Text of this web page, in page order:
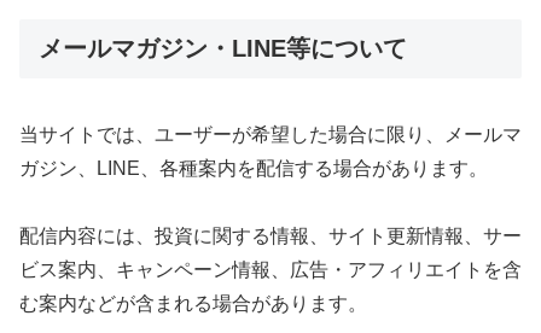
メールマガジン・LINE等について
当サイトでは、ユーザーが希望した場合に限り、メールマ
ガジン、LINE、各種案内を配信する場合があります。
配信内容には、投資に関する情報、サイト更新情報、サー
ビス案内、キャンペーン情報、広告・アフィリエイトを含
む案内などが含まれる場合があります。